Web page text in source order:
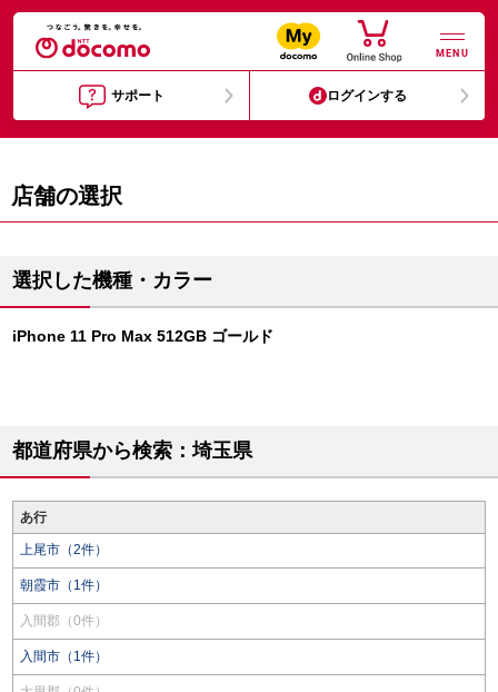
MENU
サポート ログインする
店舗の選択
選択した機種・カラー
iPhone 11 Pro Max 512GB ゴールド
都道府県から検索：埼玉県
あ行
上尾市（2件）
朝霞市（1件）
入間郡（0件）
入間市（1件）